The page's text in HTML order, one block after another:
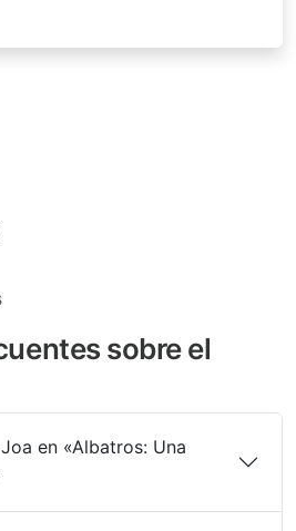
sobre el
en «Albatros: Una